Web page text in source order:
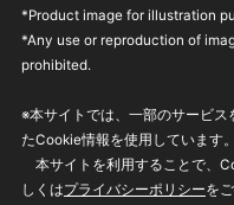
*Product image for illustration
*Any use or reproduction of
prohibited.
※本サイトでは、一部のサービ
たCookie情報を使用しています。
本サイトを利用することで、
しくはプライバシーポリシーを